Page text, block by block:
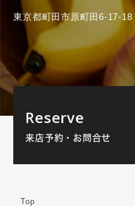
東京都町田市原町田6-17-
Reserve
来店予約・お問合せ
Top